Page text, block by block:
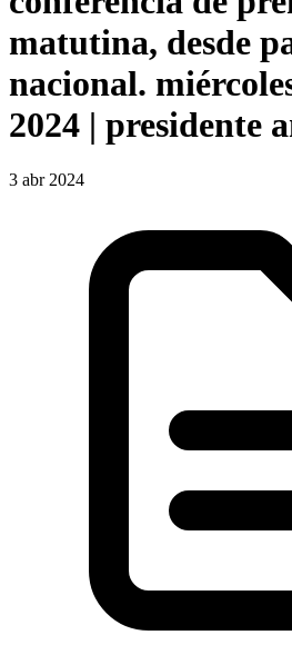
matutina, desde
nacional.
2024 | presidente
3 abr 2024